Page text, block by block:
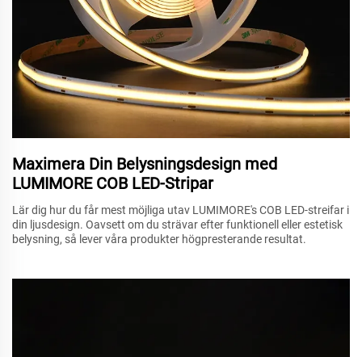
Maximera Din Belysningsdesign med
LUMIMORE COB LED-Stripar
Lär dig hur du får mest möjliga utav LUMIMORE's COB LED-streifar i
din ljusdesign. Oavsett om du strävar efter funktionell eller estetisk
belysning, så lever våra produkter högpresterande resultat.